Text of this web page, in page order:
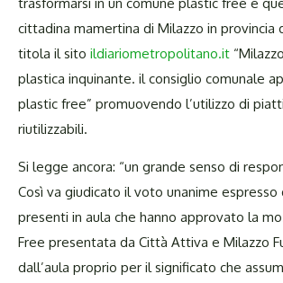
cittadina mamertina di Milazzo in provincia
titola il sito ildiariometropolitano.it
plastica inquinante. il consiglio comunale
plastic free” promuovendo l’utilizzo di
riutilizzabili.
Si legge ancora: “un grande senso di
Così va giudicato il voto unanime espresso
presenti in aula che hanno approvato la
Free presentata da Città Attiva e Milazzo
dall’aula proprio per il significato che